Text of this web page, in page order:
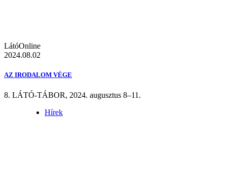
LátóOnline
2024.08.02
AZ IRODALOM VÉGE
8. LÁTÓ-TÁBOR, 2024. augusztus 8–11.
Hírek